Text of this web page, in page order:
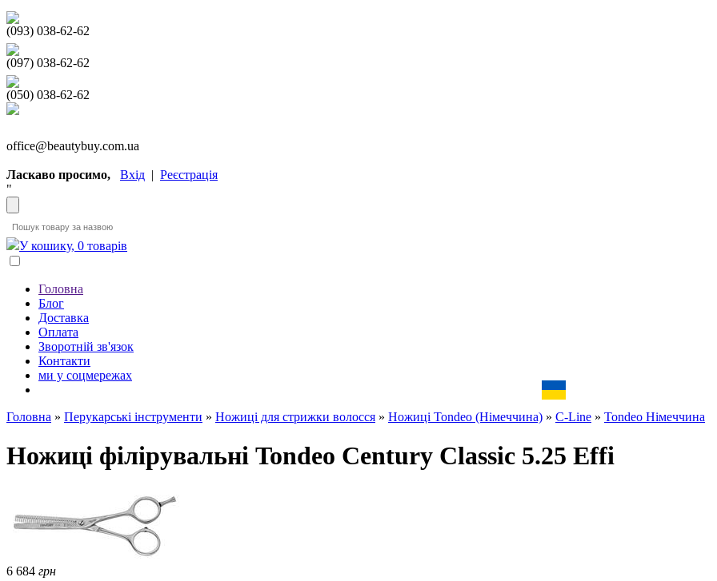
(093) 038-62-62
(097) 038-62-62
(050) 038-62-62
office@beautybuy.com.ua
Ласкаво просимо, Вхід | Реєстрація
"
У кошику, 0 товарів
Головна
Блог
Доставка
Оплата
Зворотній зв'язок
Контакти
ми у соцмережах
Головна » Перукарські інструменти » Ножиці для стрижки волосся » Ножиці Tondeo (Німеччина) » C-Line » Tondeo Німеччина
Ножиці філірувальні Tondeo Century Classic 5.25 Effi
6 684 грн